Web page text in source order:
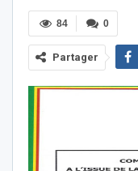
0
84
Partager